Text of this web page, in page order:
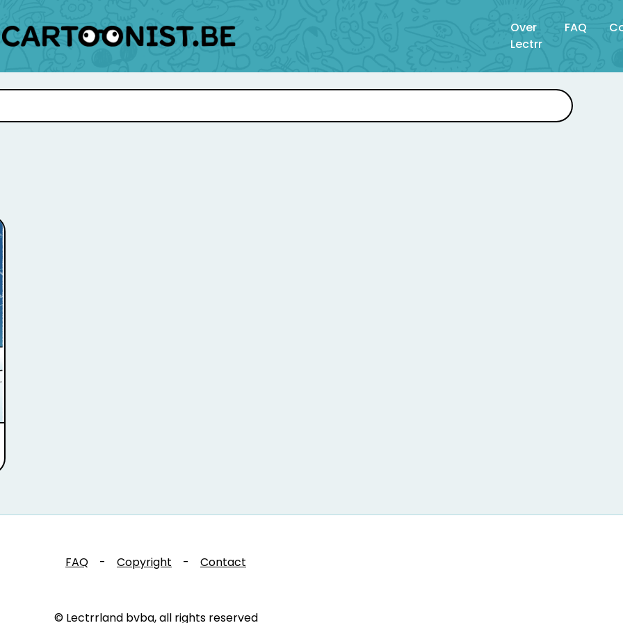
Over
Lectrr
FAQ
FAQ - Copyright - Contact
© Lectrrland bvba, all rights reserved